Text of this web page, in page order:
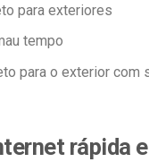
para exteriores
tempo
para o exterior com
rápida